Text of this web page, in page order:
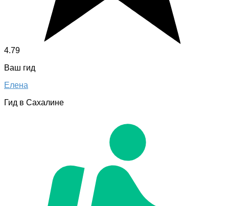
4.79
Ваш гид
Елена
Гид в Сахалине